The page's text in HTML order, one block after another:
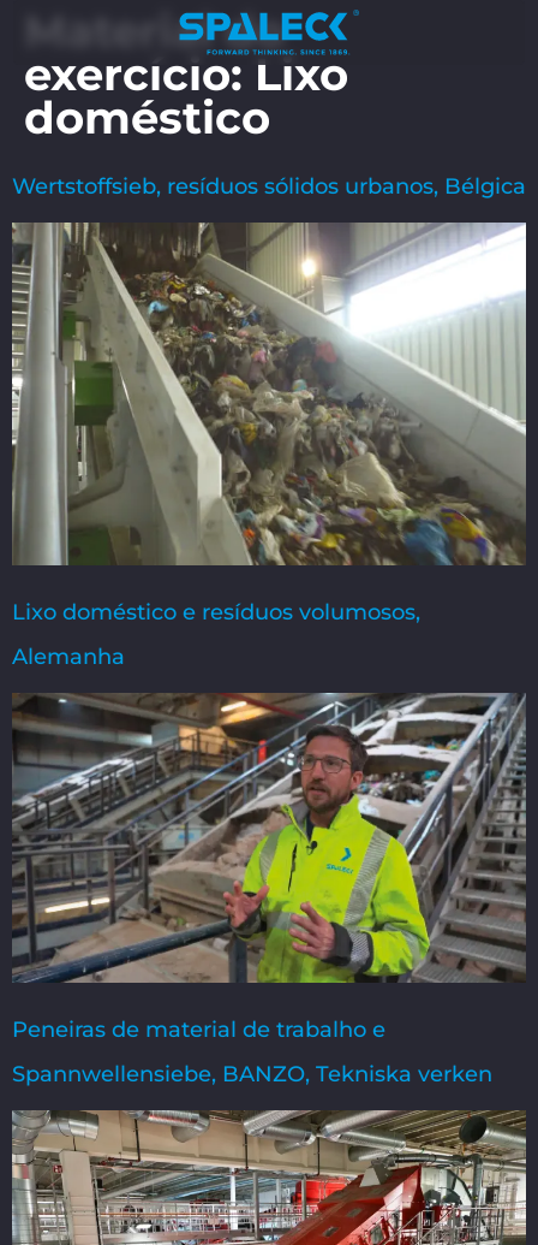
Material do
exercício:Lixo
doméstico
Wertstoffsieb, resíduos sólidos urbanos, Bélgica
Lixo doméstico e resíduos volumosos,
Alemanha
Peneiras de material de trabalho e
Spannwellensiebe, BANZO, Tekniska verken